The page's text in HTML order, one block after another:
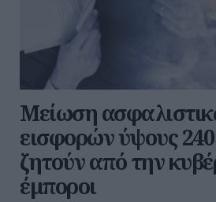
Μείωση
εισφορών ύψους
ζητούν από την
έμποροι